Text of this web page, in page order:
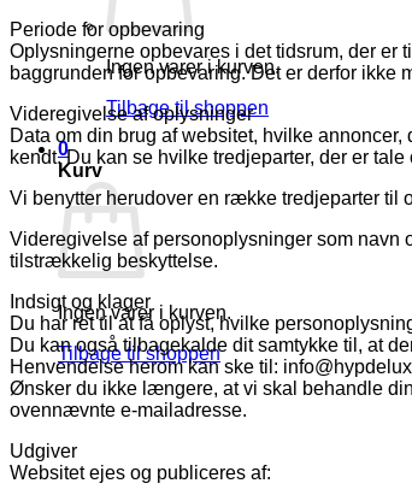
Ingen varer i kurven.
Tilbage til shoppen
0
Kurv
Ingen varer i kurven.
Tilbage til shoppen
Periode for opbevaring
Oplysningerne opbevares i det tidsrum, der
baggrunden for opbevaring. Det er derfor ikke
Videregivelse af oplysninger
Data om din brug af websitet, hvilke
kendt. Du kan se hvilke tredjeparter, der er
Vi benytter herudover en række tredjeparter til
Videregivelse af personoplysninger som navn
tilstrækkelig beskyttelse.
Indsigt og klager
Du har ret til at få oplyst, hvilke
Du kan også tilbagekalde dit samtykke til, at
Henvendelse herom kan ske til:
Ønsker du ikke længere, at vi skal behandle
ovennævnte e-mailadresse.
Udgiver
Websitet ejes og publiceres af: